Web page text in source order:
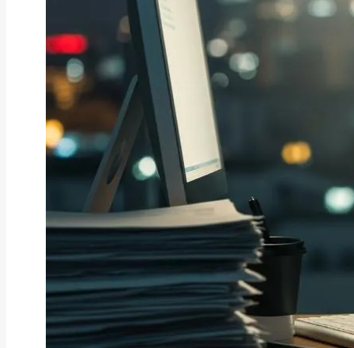
2026年8月10日